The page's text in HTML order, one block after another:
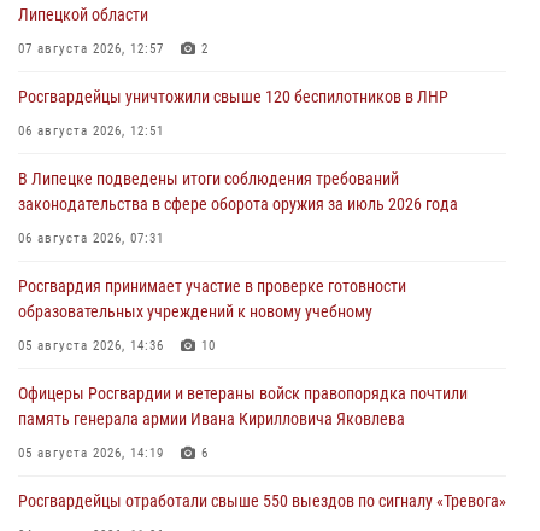
Липецкой области
07 августа 2026, 12:57 2
Росгвардейцы уничтожили свыше 120 беспилотников в ЛНР
06 августа 2026, 12:51
В Липецке подведены итоги соблюдения требований
законодательства в сфере оборота оружия за июль 2026 года
06 августа 2026, 07:31
Росгвардия принимает участие в проверке готовности
образовательных учреждений к новому учебному
05 августа 2026, 14:36 10
Офицеры Росгвардии и ветераны войск правопорядка почтили
память генерала армии Ивана Кирилловича Яковлева
05 августа 2026, 14:19 6
Росгвардейцы отработали свыше 550 выездов по сигналу «Тревога»